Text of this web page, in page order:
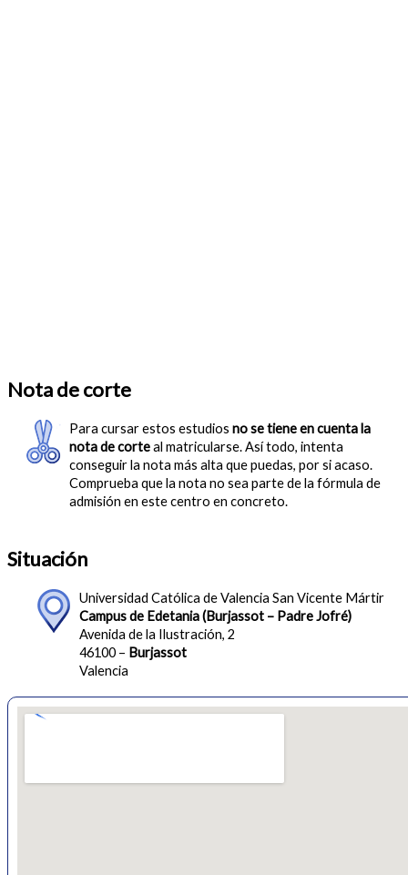
Nota de corte
Para cursar estos estudios no se tiene en cuenta la
nota de corteal matricularse. Así todo, intenta
conseguir la nota más alta que puedas, por si acaso.
Comprueba que la nota no sea parte de la fórmula de
admisión en este centro en concreto.
Situación
Universidad Católica de Valencia San Vicente Mártir
Campus de Edetania (Burjassot – Padre Jofré)
Avenida de la Ilustración, 2
46100 – Burjassot
Valencia